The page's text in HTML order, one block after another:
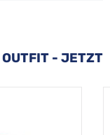
OUTFIT - JETZT